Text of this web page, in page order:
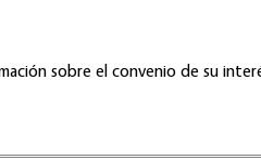
sobre el convenio de su